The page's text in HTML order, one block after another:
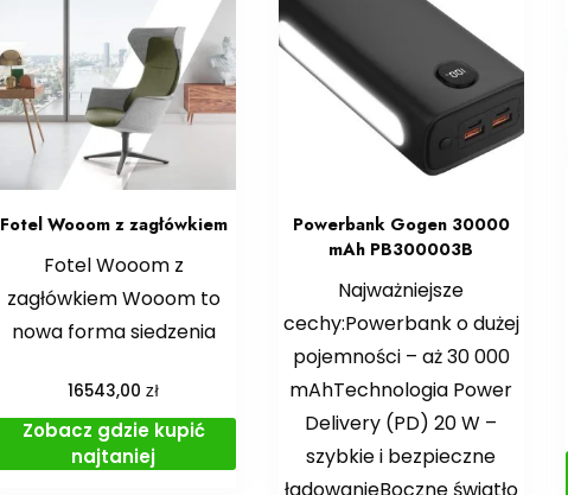
Fotel Wooom z zagłówkiem
Fotel Wooom z
zagłówkiem Wooom to
nowa forma siedzenia
16543,00zł
Zobacz gdzie kupić
najtaniej
Powerbank Gogen 30000
mAh PB300003B
Najważniejsze
cechy:Powerbank o dużej
pojemności – aż 30 000
mAhTechnologia Power
Delivery (PD) 20 W –
szybkie i bezpieczne